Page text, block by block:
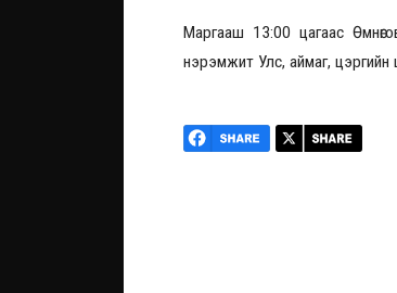
Маргааш 13:00 цагаас
нэрэмжит Улс, аймаг, цэргийн